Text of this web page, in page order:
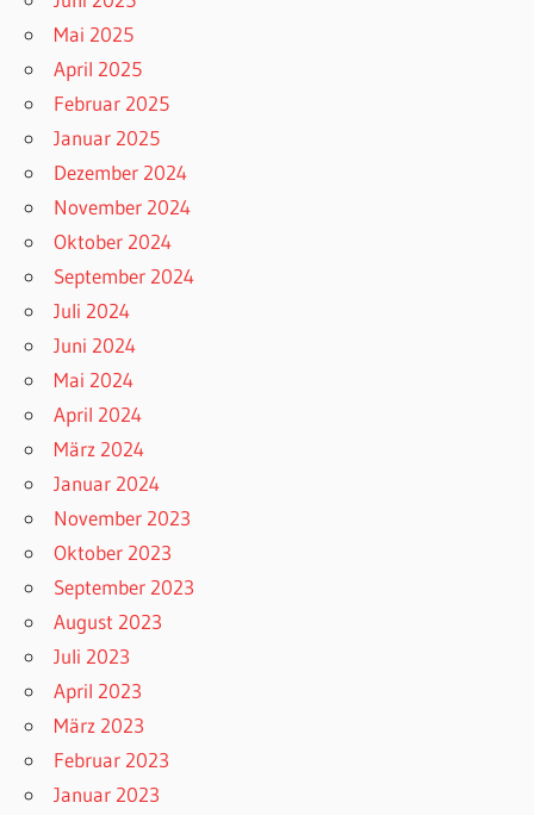
Mai 2025
April 2025
Februar 2025
Januar 2025
Dezember 2024
November 2024
Oktober 2024
September 2024
Juli 2024
Juni 2024
Mai 2024
April 2024
März 2024
Januar 2024
November 2023
Oktober 2023
September 2023
August 2023
Juli 2023
April 2023
März 2023
Februar 2023
Januar 2023